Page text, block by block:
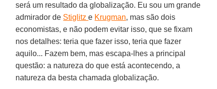
será um resultado da globalização. Eu sou um grande
admirador de Stiglitze Krugman, mas são dois
economistas, e não podem evitar isso, que se fixam
nos detalhes: teria que fazer isso, teria que fazer
aquilo... Fazem bem, mas escapa-lhes a principal
questão: a natureza do que está acontecendo, a
natureza da besta chamada globalização.